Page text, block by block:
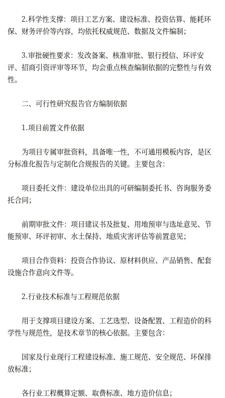
2.科学性支撑：项目工艺方案、建设标准、投资估算、能耗环
保、财务评价等内容，均依托权威规范、数据及文件编制；
3.审批硬性要求：发改备案、核准审批、银行授信、环评安
评、招商引资评审等环节，均会重点核查编制依据的完整性与有效
性。
二、可行性研究报告官方编制依据
1.项目前置文件依据
为项目专属审批资料，具备唯一性，不可通用模板内容，是区
分标准化报告与定制化合规报告的关键。主要包含：
项目委托文件：建设单位出具的可研编制委托书、咨询服务委
托合同；
前期审批文件：项目建议书及批复、用地预审与选址意见、节
能预审、环评初审、水土保持、地质灾害评估等前置意见；
项目合作资料：投资合作协议、原材料供应、产品销售、配套
设施合作意向文件等。
2.行业技术标准与工程规范依据
用于支撑项目建设方案、工艺选型、设备配置、工程造价的科
学性与规范性，是技术章节的核心依据。主要包含：
国家及行业现行工程建设标准、施工规范、安全规范、环保排
放标准；
各行业工程概算定额、取费标准、地方造价信息；